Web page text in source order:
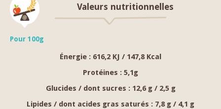
Valeurs nutritionnelles
Pour 100g
Énergie : 616,2 KJ / 147,8 Kcal
Protéines : 5,1g
Glucides / dont sucres :12,6 g / 2,5 g
Lipides / dont acides gras saturés : 7,8 g / 4,1 g